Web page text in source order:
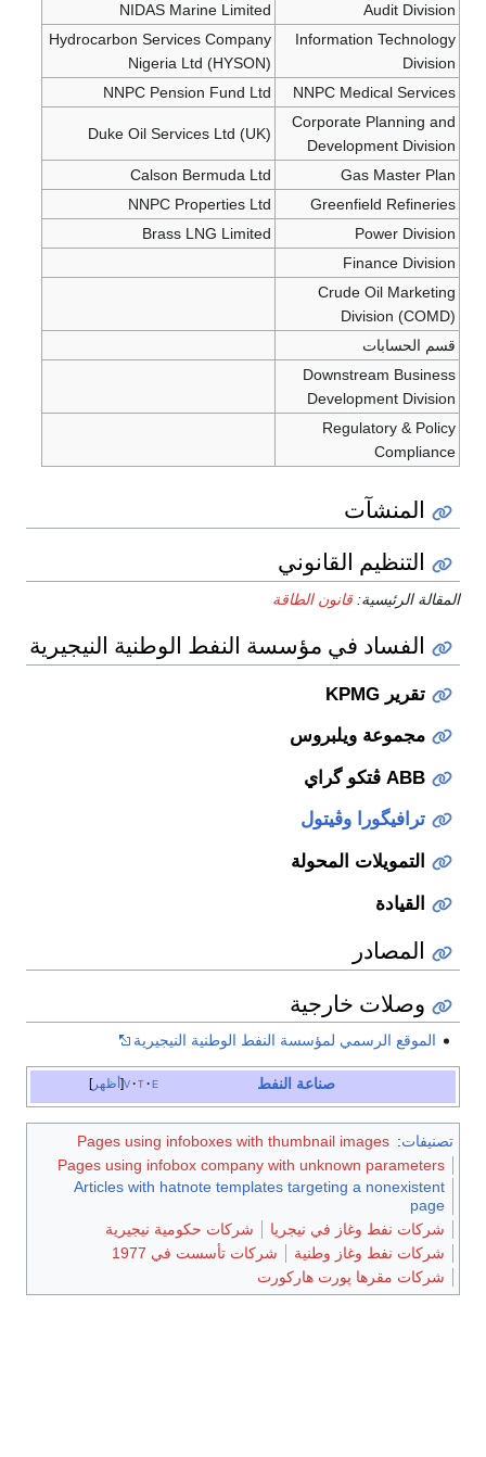
Audit Division
NIDAS Marine Limited
Information Technology
Division
Hydrocarbon Services Company
Nigeria Ltd (HYSON)
NNPC Medical Services
NNPC Pension Fund Ltd
Corporate Planning and
Development Division
Duke Oil Services Ltd (UK)
Gas Master Plan
Calson Bermuda Ltd
Greenfield Refineries
NNPC Properties Ltd
Power Division
Brass LNG Limited
Finance Division
Crude Oil Marketing
Division (COMD)
قسم الحسابات
Downstream Business
Development Division
Regulatory & Policy
Compliance
المنشآت
التنظيم القانوني
المقالة الرئيسية: قانون الطاقة
الفساد في مؤسسة النفط الوطنية النيجيرية
تقرير KPMG
مجموعة ويلبروس
ABB ڤتكو گراي
ترافيگورا وڤيتول
التمويلات المحولة
القيادة
المصادر
وصلات خارجية
الموقع الرسمي لمؤسسة النفط الوطنية النيجيرية
أظهر v t e صناعة النفط
تصنيفات:
Pages using infoboxes with thumbnail images
Pages using infobox company with unknown parameters
Articles with hatnote templates targeting a nonexistent
page
شركات نفط وغاز في نيجريا
شركات حكومية نيجيرية
شركات نفط وغاز وطنية
شركات تأسست في 1977
شركات مقرها پورت هاركورت